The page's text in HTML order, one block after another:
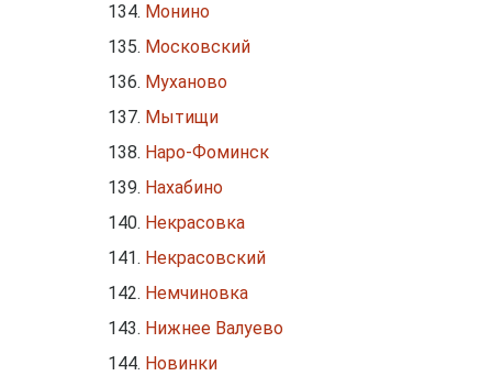
Монино
Московский
Муханово
Мытищи
Наро-Фоминск
Нахабино
Некрасовка
Некрасовский
Немчиновка
Нижнее Валуево
Новинки